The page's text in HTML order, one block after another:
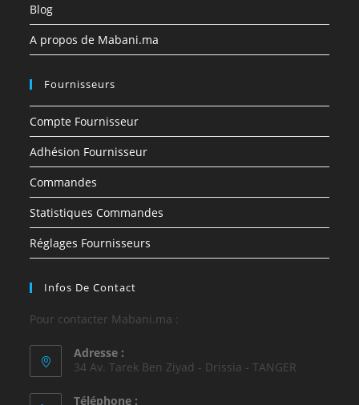
Blog
A propos de Mabani.ma
Fournisseurs
Compte Fournisseur
Adhésion Fournisseur
Commandes
Statistiques Commandes
Réglages Fournisseurs
Infos De Contact
Pour contacter Mabani.ma :
Adresse :
34 Av. Tarek Ben Ziyad - Drissia - TANGER
Téléphone :